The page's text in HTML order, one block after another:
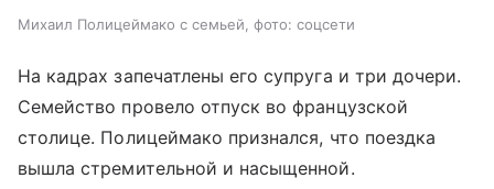
Михаил Полицеймако с семьей, фото: соцсети
На кадрах запечатлены его супруга и три дочери.
Семейство провело отпуск во французской
столице. Полицеймако признался, что поездка
вышла стремительной и насыщенной.